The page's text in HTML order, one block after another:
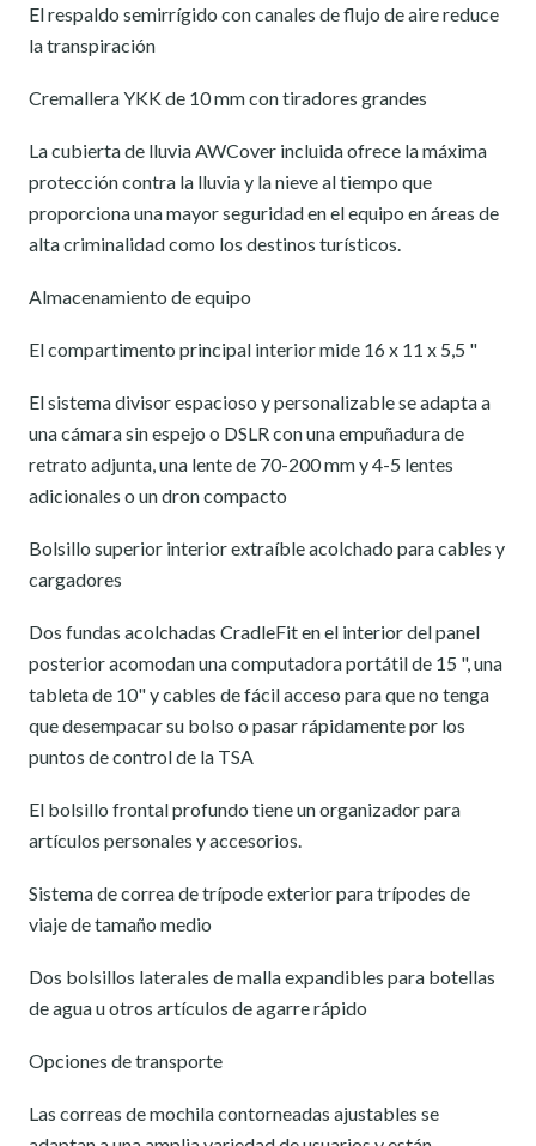
El respaldo semirrígido con canales de flujo de aire reduce
la transpiración
Cremallera YKK de 10 mm con tiradores grandes
La cubierta de lluvia AWCover incluida ofrece la máxima
protección contra la lluvia y la nieve al tiempo que
proporciona una mayor seguridad en el equipo en áreas de
alta criminalidad como los destinos turísticos.
Almacenamiento de equipo
El compartimento principal interior mide 16 x 11 x 5,5 "
El sistema divisor espacioso y personalizable se adapta a
una cámara sin espejo o DSLR con una empuñadura de
retrato adjunta, una lente de 70-200 mm y 4-5 lentes
adicionales o un dron compacto
Bolsillo superior interior extraíble acolchado para cables y
cargadores
Dos fundas acolchadas CradleFit en el interior del panel
posterior acomodan una computadora portátil de 15 ", una
tableta de 10" y cables de fácil acceso para que no tenga
que desempacar su bolso o pasar rápidamente por los
puntos de control de la TSA
El bolsillo frontal profundo tiene un organizador para
artículos personales y accesorios.
Sistema de correa de trípode exterior para trípodes de
viaje de tamaño medio
Dos bolsillos laterales de malla expandibles para botellas
de agua u otros artículos de agarre rápido
Opciones de transporte
Las correas de mochila contorneadas ajustables se